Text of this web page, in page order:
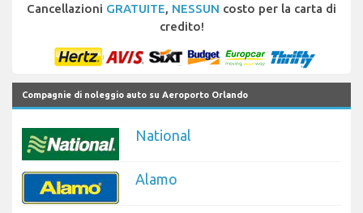
Cancellazioni GRATUITE, NESSUN costo per la carta di
credito!
Compagnie di noleggio auto su Aeroporto Orlando
National
Alamo